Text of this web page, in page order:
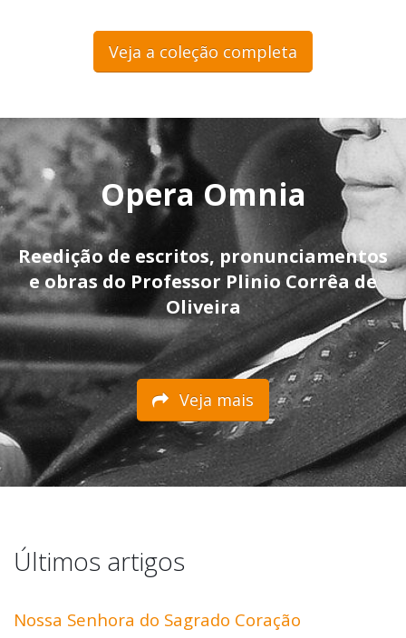
Veja a coleção completa
Opera Omnia
Reedição de escritos, pronunciamentos
e obras do Professor Plinio Corrêa de
Oliveira
Veja mais
Últimos artigos
Nossa Senhora do Sagrado Coração